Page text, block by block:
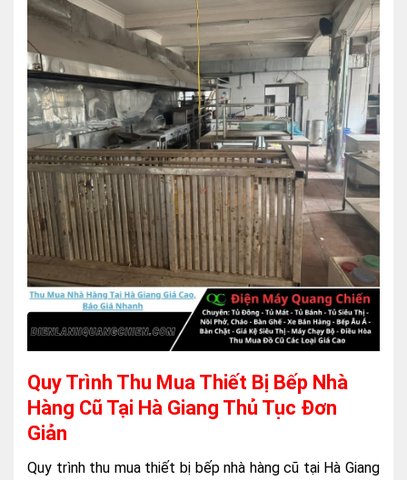
Quy Trình Thu Mua Thiết Bị Bếp Nhà
Hàng Cũ Tại Hà Giang Thủ Tục Đơn
Giản
Quy trình thu mua thiết bị bếp nhà hàng cũ tại Hà Giang